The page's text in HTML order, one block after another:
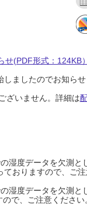
(PDF形式：124KB）
ましたのでお知ら
ざいません。詳細は
湿度データを欠測と
おりますので、ご注
湿度データを欠測と
で、ご注意くださ